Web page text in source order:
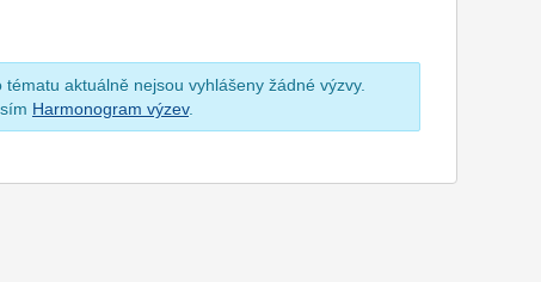
aktuálně nejsou vyhlášeny žádné výzvy.
Harmonogram výzev.